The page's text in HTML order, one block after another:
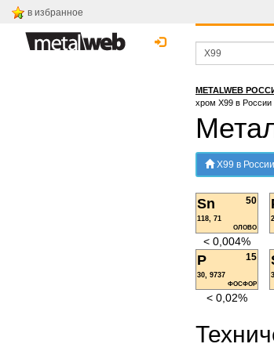
в избранное
METALWEB
хром Х99 в России
Х99 в России
Sn 50
118, 71
ОЛОВО
< 0,004%
P 15
30, 9737
ФОСФОР
< 0,02%